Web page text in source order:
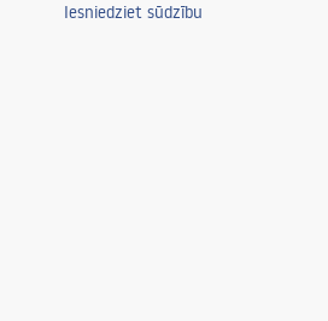
Iesniedziet sūdzību